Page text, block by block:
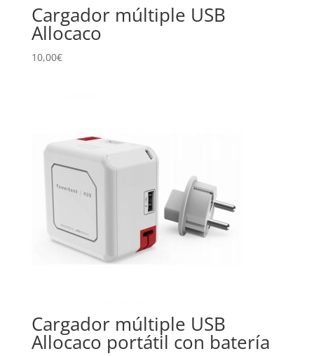
Cargador múltiple USB
Allocaco
10,00€
Cargador múltiple USB
Allocaco portátil con batería